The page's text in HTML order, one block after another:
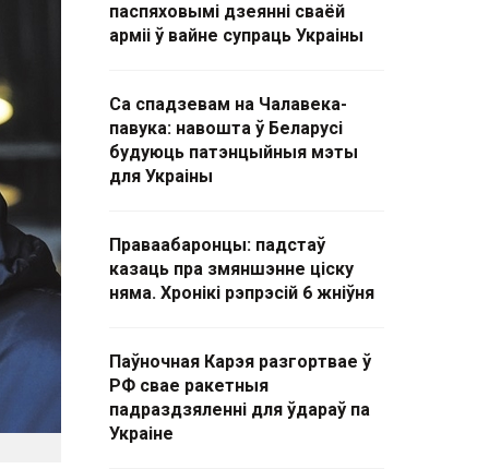
паспяховымі дзеянні сваёй
арміі ў вайне супраць Украіны
Са спадзевам на Чалавека-
павука: навошта ў Беларусі
будуюць патэнцыйныя мэты
для Украіны
Праваабаронцы: падстаў
казаць пра змяншэнне ціску
няма. Хронікі рэпрэсій 6 жніўня
Паўночная Карэя разгортвае ў
РФ свае ракетныя
падраздзяленні для ўдараў па
Украіне